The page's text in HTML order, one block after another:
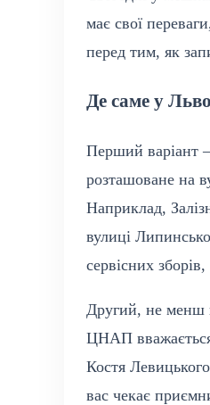
має свої
перед тим, як
Де саме у
Перший варіант
розташоване на
Наприклад,
вулиці
сервісних
Другий, не менш
ЦНАП
Костя
вас чекає